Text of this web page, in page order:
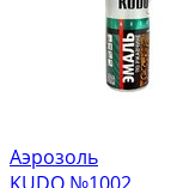
Аэрозоль